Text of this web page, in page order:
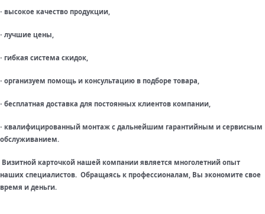
· высокое качество продукции,
· лучшие цены,
· гибкая система скидок,
· организуем помощь и консультацию в подборе товара,
· бесплатная доставка для постоянных клиентов компании,
· квалифицированный монтаж с дальнейшим гарантийным и сервисным
обслуживанием.
Визитной карточкой нашей компании является многолетний опыт
наших специалистов. Обращаясь к профессионалам, Вы экономите свое
время и деньги.